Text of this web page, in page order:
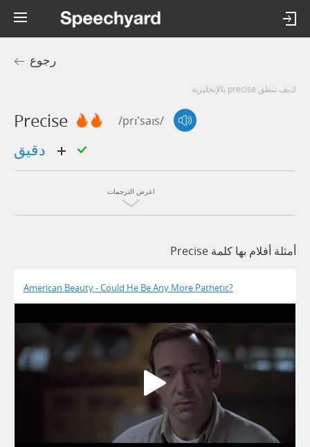
رجوع
كيف تنطق precise بالإنجليزية
Precise /prɪ'saɪs/
اعرض الترجمات
أمثلة أفلام بها كلمة Precise
American Beauty - Could He Be Any More Pathetic?